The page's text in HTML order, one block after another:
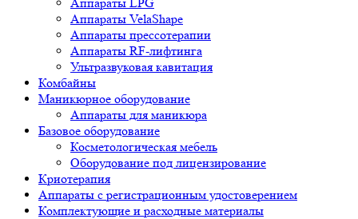
Аппараты VelaShape
Аппараты прессотерапии
Аппараты RF-лифтинга
Ультразвуковая кавитация
Комбайны
Маникюрное оборудование
Аппараты для маникюра
Базовое оборудование
Косметологическая мебель
Оборудование под лицензирование
Криотерапия
Аппараты c регистрационным удостоверением
Комплектующие и расходные материалы